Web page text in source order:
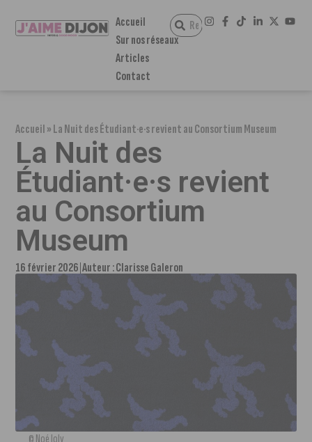
Accueil
Sur nos réseaux
Articles
Contact
Accueil»La Nuit des Étudiant·e·s revient au Consortium Museum
La Nuit des
Étudiant·e·s revient
au Consortium
Museum
16 février 2026 Auteur :Clarisse Galeron
© Noé Joly